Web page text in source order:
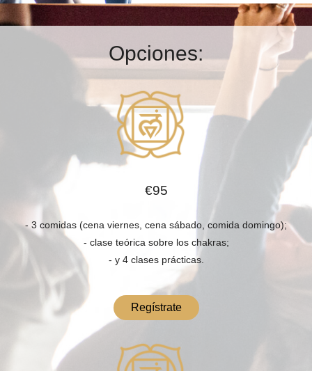
Opciones:
€95
- 3 comidas (cena viernes, cena sábado, comida domingo);
- clase teórica sobre los chakras;
- y 4 clases prácticas.
Regístrate